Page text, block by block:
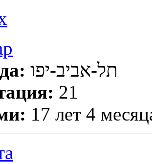
תל-אביב-יפו
21
17 лет 4